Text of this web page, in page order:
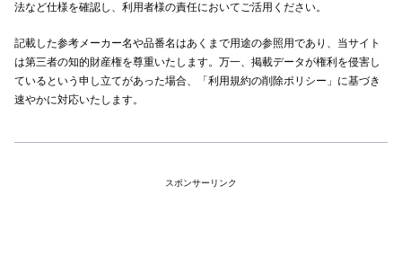
法など仕様を確認し、利用者様の責任においてご活用ください。
記載した参考メーカー名や品番名はあくまで用途の参照用であり、当サイト
は第三者の知的財産権を尊重いたします。万一、掲載データが権利を侵害し
ているという申し立てがあった場合、「利用規約の削除ポリシー」に基づき
速やかに対応いたします。
スポンサーリンク